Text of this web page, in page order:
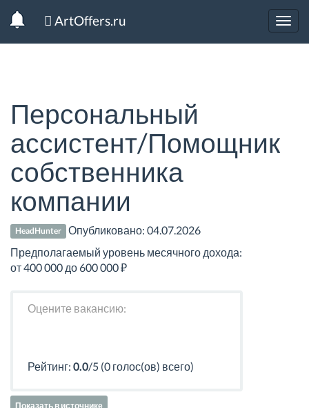
ArtOffers.ru
Персональный
ассистент/Помощник
собственника
компании
HeadHunter Опубликовано:04.07.2026
Предполагаемый уровень месячного дохода:
от 400 000 до 600 000 ₽
Оцените вакансию:
Рейтинг: 0.0/5 (0 голос(ов) всего)
Показать в источнике